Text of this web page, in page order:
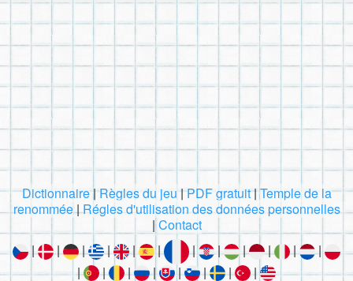
Dictionnaire|Règles du jeu|PDF gratuit|Temple de la
renommée|Régles d'utilisation des données personnelles
| Contact
|
| | | | | | | | | |
|
|
| | | | | | |